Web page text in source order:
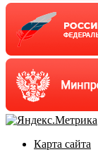
Карта сайта